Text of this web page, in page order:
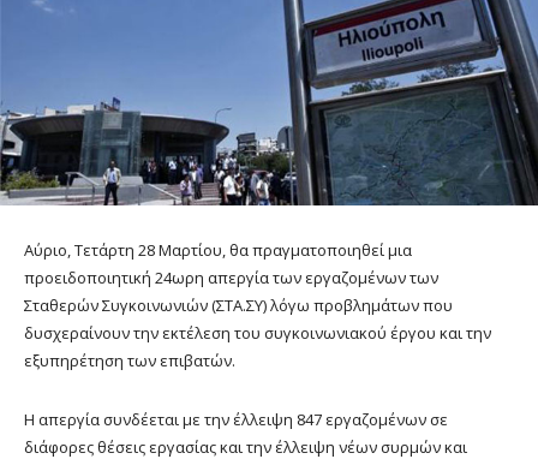
Αύριο, Τετάρτη 28 Μαρτίου, θα πραγματοποιηθεί μια
προειδοποιητική 24ωρη απεργία των εργαζομένων των
Σταθερών Συγκοινωνιών (ΣΤΑ.ΣΥ) λόγω προβλημάτων που
δυσχεραίνουν την εκτέλεση του συγκοινωνιακού έργου και την
εξυπηρέτηση των επιβατών.
Η απεργία συνδέεται με την έλλειψη 847 εργαζομένων σε
διάφορες θέσεις εργασίας και την έλλειψη νέων συρμών και